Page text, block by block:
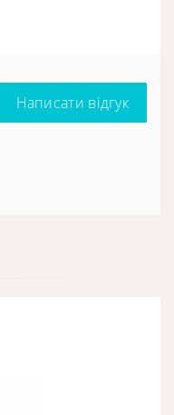
Написати відгук